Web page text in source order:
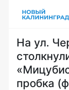
На ул.
пробка